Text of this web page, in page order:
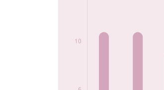
prénom Albert par
année